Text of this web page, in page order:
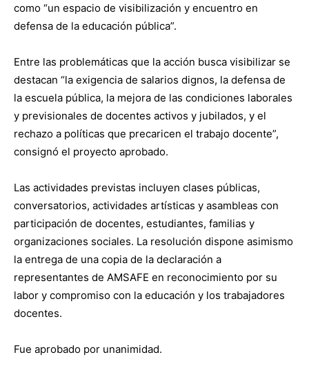
como “un espacio de visibilización y encuentro en
defensa de la educación pública”.
Entre las problemáticas que la acción busca visibilizar se
destacan “la exigencia de salarios dignos, la defensa de
la escuela pública, la mejora de las condiciones laborales
y previsionales de docentes activos y jubilados, y el
rechazo a políticas que precaricen el trabajo docente”,
consignó el proyecto aprobado.
Las actividades previstas incluyen clases públicas,
conversatorios, actividades artísticas y asambleas con
participación de docentes, estudiantes, familias y
organizaciones sociales. La resolución dispone asimismo
la entrega de una copia de la declaración a
representantes de AMSAFE en reconocimiento por su
labor y compromiso con la educación y los trabajadores
docentes.
Fue aprobado por unanimidad.